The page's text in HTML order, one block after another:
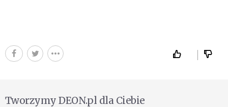
Tworzymy DEON.pl dla Ciebie